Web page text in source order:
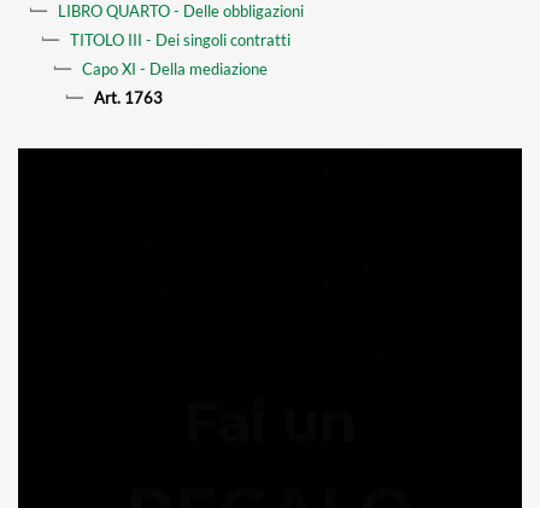
LIBRO QUARTO - Delle obbligazioni
TITOLO III - Dei singoli contratti
Capo XI - Della mediazione
Art. 1763